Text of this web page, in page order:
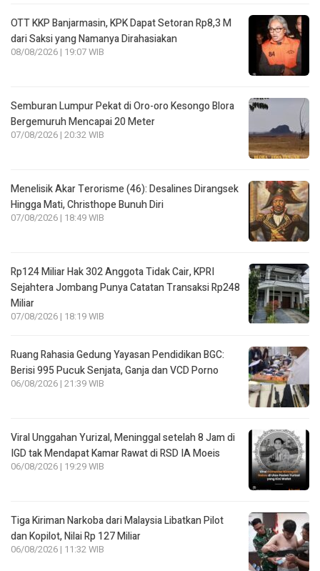
OTT KKP Banjarmasin, KPK Dapat Setoran Rp8,3 M
dari Saksi yang Namanya Dirahasiakan
08/08/2026 | 19:07 WIB
Semburan Lumpur Pekat di Oro-oro Kesongo Blora
Bergemuruh Mencapai 20 Meter
07/08/2026 | 20:32 WIB
Menelisik Akar Terorisme (46): Desalines Dirangsek
Hingga Mati, Christhope Bunuh Diri
07/08/2026 | 18:49 WIB
Rp124 Miliar Hak 302 Anggota Tidak Cair, KPRI
Sejahtera Jombang Punya Catatan Transaksi Rp248
Miliar
07/08/2026 | 18:19 WIB
Ruang Rahasia Gedung Yayasan Pendidikan BGC:
Berisi 995 Pucuk Senjata, Ganja dan VCD Porno
06/08/2026 | 21:39 WIB
Viral Unggahan Yurizal, Meninggal setelah 8 Jam di
IGD tak Mendapat Kamar Rawat di RSD IA Moeis
06/08/2026 | 19:29 WIB
Tiga Kiriman Narkoba dari Malaysia Libatkan Pilot
dan Kopilot, Nilai Rp 127 Miliar
06/08/2026 | 11:32 WIB